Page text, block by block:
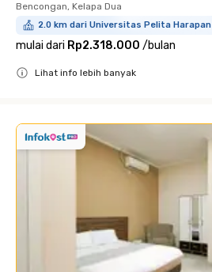
Bencongan, Kelapa Dua
2.0 km dari Universitas Pelita Harapan
mulai dari Rp2.318.000 /bulan
Lihat info lebih banyak